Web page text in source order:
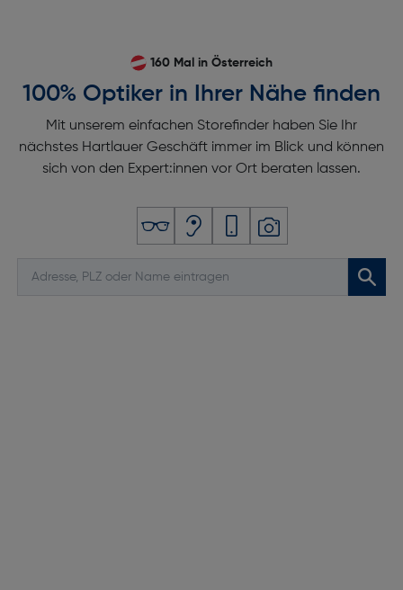
160 Mal in Österreich
100% Optiker in Ihrer Nähe finden
Mit unserem einfachen Storefinder haben Sie Ihr
nächstes Hartlauer Geschäft immer im Blick und können
sich von den Expert:innen vor Ort beraten lassen.